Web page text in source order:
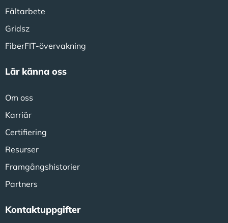
Fältarbete
Gridsz
FiberFIT-övervakning
Lär känna oss
Om oss
Karriär
Certifiering
Resurser
Framgångshistorier
Partners
Kontaktuppgifter